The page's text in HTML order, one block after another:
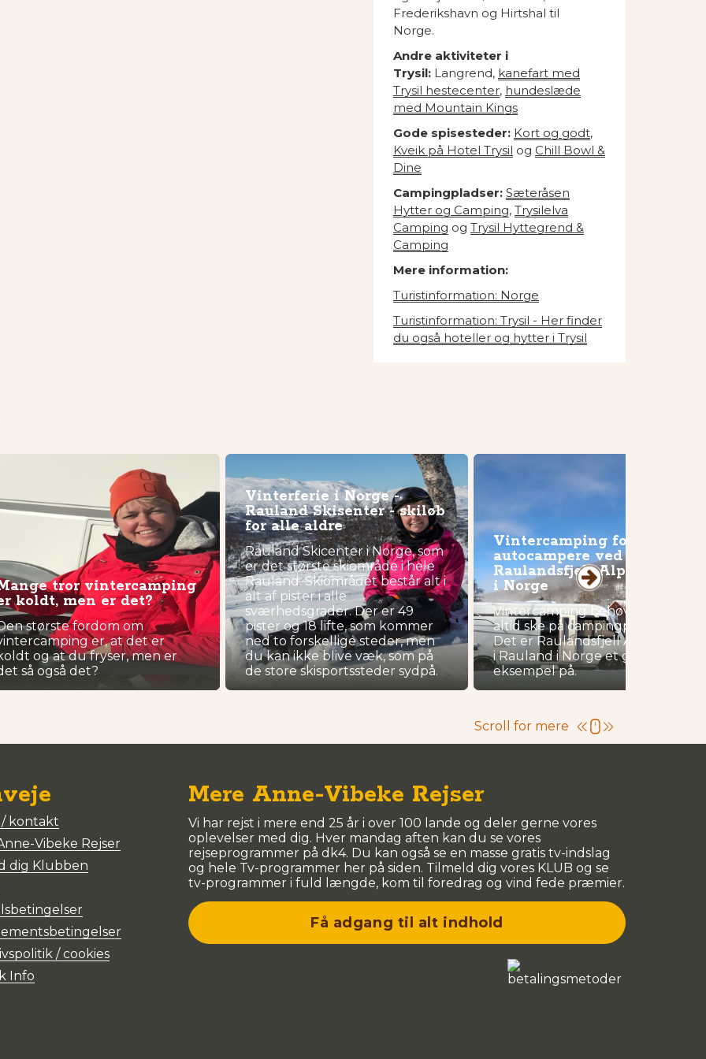
Frederikshavn og Hirtshal til
Norge.
Andre aktiviteter i
Trysil: Langrend, kanefart med
Trysil hestecenter, hundeslæde
med Mountain Kings
Gode spisesteder: Kort og godt,
Kveik på Hotel Trysil og Chill Bowl &
Dine
Campingpladser: Sæteråsen
Hytter og Camping, Trysilelva
Camping og Trysil Hyttegrend &
Camping
Mere information:
Turistinformation: Norge
Turistinformation: Trysil - Her finder
du også hoteller og hytter i Trysil
tror vintercamping
koldt, men er det?
største fordom om
er, at det er
og at du fryser, men er
så også det?
Vinterferie i Norge -
Rauland Skisenter - skiløb
for alle aldre
Rauland Skicenter i Norge, som
er det største skiområde i hele
Rauland. Skiområdet består alt i
alt af pister i alle
sværhedsgrader. Der er 49
pister og 18 lifte, som kommer
ned to forskellige steder, men
du kan ikke blive væk, som på
de store skisportssteder sydpå.
Vintercamping for
autocampere ved
Raulandsfjell Alpinsenter
i Norge
Vintercamping behøver ikke
altid ske på campingpladser.
Det er Raulandsfjell Alpinsenter
i Rauland i Norge et glimrende
eksempel på.
Scroll for mere
/ kontakt
Vibeke Rejser
dig Klubben
/ cookies
Info
Mere Anne-Vibeke Rejser
Vi har rejst i mere end 25 år i over 100 lande og deler gerne vores
oplevelser med dig. Hver mandag aften kan du se vores
rejseprogrammer på dk4. Du kan også se en masse gratis tv-indslag
og hele Tv-programmer her på siden. Tilmeld dig vores KLUB og se
tv-programmer i fuld længde, kom til foredrag og vind fede præmier.
Få adgang til alt indhold